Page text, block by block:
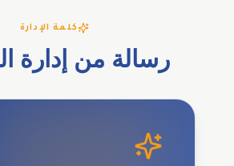
كلمة الإدارة
رسالة من إدارة